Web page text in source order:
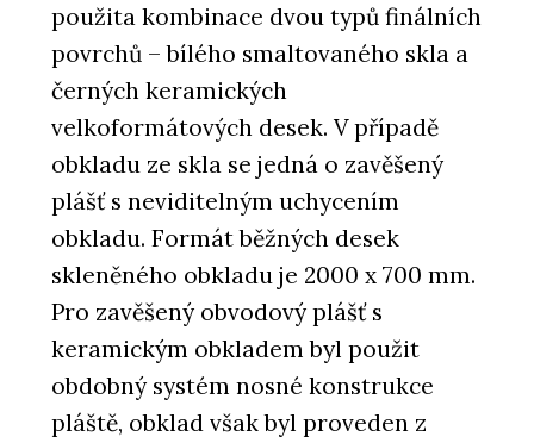
použita kombinace dvou typů finálních
povrchů – bílého smaltovaného skla a
černých keramických
velkoformátových desek. V případě
obkladu ze skla se jedná o zavěšený
plášť s neviditelným uchycením
obkladu. Formát běžných desek
skleněného obkladu je 2000 x 700 mm.
Pro zavěšený obvodový plášť s
keramickým obkladem byl použit
obdobný systém nosné konstrukce
pláště, obklad však byl proveden z